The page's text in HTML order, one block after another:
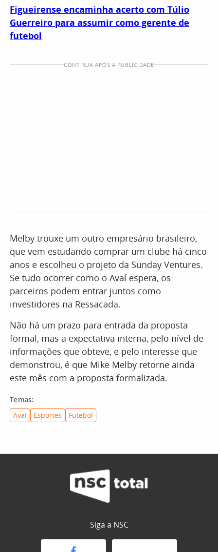
Figueirense encaminha acerto com Túlio
Guerreiro para assumir como gerente de
futebol
CONTINUA APÓS A PUBLICIDADE
Melby trouxe um outro empresário brasileiro,
que vem estudando comprar um clube há cinco
anos e escolheu o projeto da Sunday Ventures.
Se tudo ocorrer como o Avaí espera, os
parceiros podem entrar juntos como
investidores na Ressacada.
Não há um prazo para entrada da proposta
formal, mas a expectativa interna, pelo nível de
informações que obteve, e pelo interesse que
demonstrou, é que Mike Melby retorne ainda
este mês com a proposta formalizada.
Temas:
Avaí
Esportes Futebol
Siga a NSC